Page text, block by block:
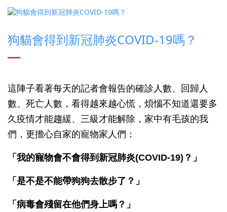
狗貓會得到新冠肺炎COVID-19嗎？
這陣子看著每天的記者會報告的確診人數、回歸人
數、死亡人數，看得越來越心慌，煩惱不知道還要多
久疫情才能趨緩、三級才能解除，家中有毛孩的我
們，更擔心自家的寵物家人們：
「我的寵物會不會得到新冠肺炎(COVID-19)？」
「是不是不能帶狗狗去散步了？」
「病毒會殘留在他們身上嗎？」